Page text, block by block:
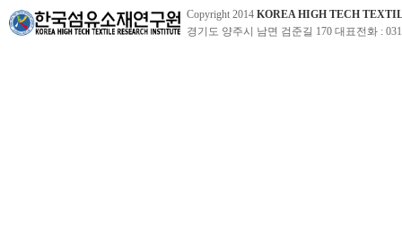
Copyright 2014 KOREA HIGH TECH
경기도 양주시 남면 검준길 170 대표전화 :